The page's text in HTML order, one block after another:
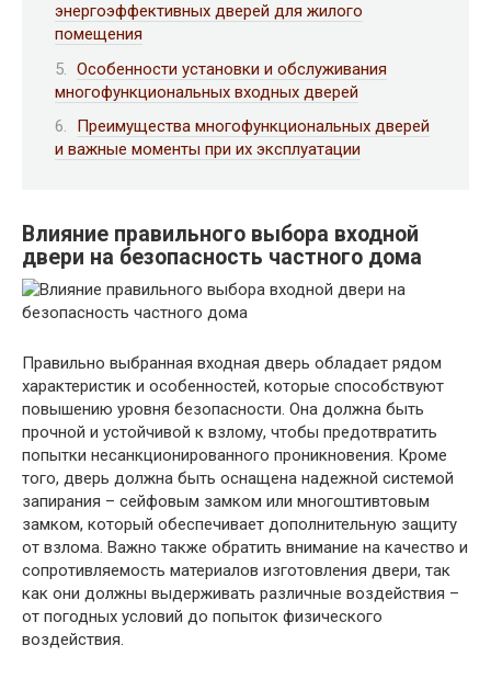
энергоэффективных дверей для жилого
помещения
Особенности установки и обслуживания
многофункциональных входных дверей
Преимущества многофункциональных дверей
и важные моменты при их эксплуатации
Влияние правильного выбора входной
двери на безопасность частного дома
Правильно выбранная входная дверь обладает рядом
характеристик и особенностей, которые способствуют
повышению уровня безопасности. Она должна быть
прочной и устойчивой к взлому, чтобы предотвратить
попытки несанкционированного проникновения. Кроме
того, дверь должна быть оснащена надежной системой
запирания – сейфовым замком или многоштивтовым
замком, который обеспечивает дополнительную защиту
от взлома. Важно также обратить внимание на качество и
сопротивляемость материалов изготовления двери, так
как они должны выдерживать различные воздействия –
от погодных условий до попыток физического
воздействия.